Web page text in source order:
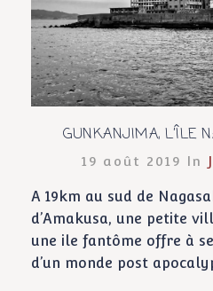
GUNKANJIMA, L’ÎLE
19 août 2019 In
A 19km au sud de
d’Amakusa, une petite
une ile fantôme offre à
d’un monde post